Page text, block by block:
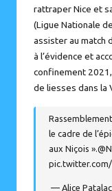
rattraper Nice et
(Ligue Nationale
assister au match
à l’évidence et
confinement
de liesses dans la
le cadre de
aux Niçois ».
— Alice